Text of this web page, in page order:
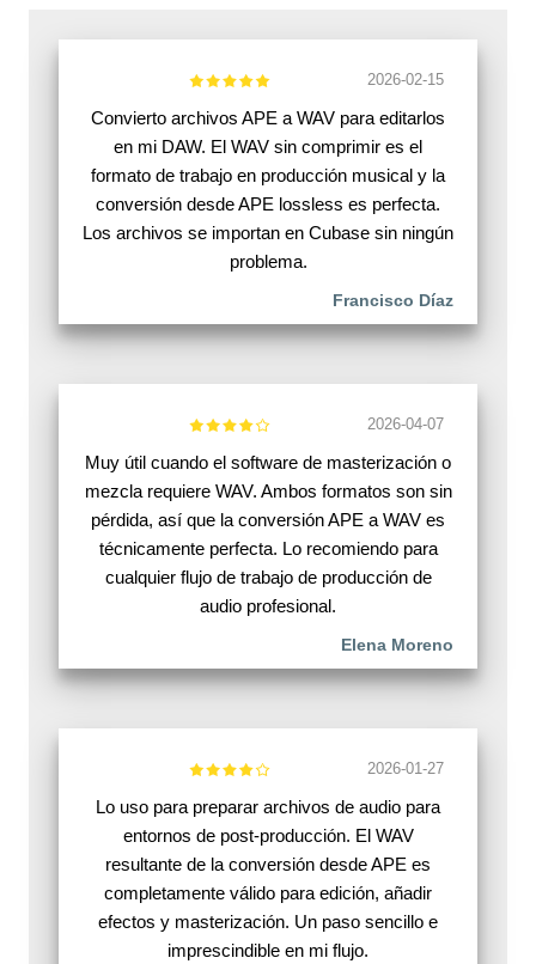
2026-02-15
Convierto archivos APE a WAV para editarlos
en mi DAW. El WAV sin comprimir es el
formato de trabajo en producción musical y la
conversión desde APE lossless es perfecta.
Los archivos se importan en Cubase sin ningún
problema.
Francisco Díaz
2026-04-07
Muy útil cuando el software de masterización o
mezcla requiere WAV. Ambos formatos son sin
pérdida, así que la conversión APE a WAV es
técnicamente perfecta. Lo recomiendo para
cualquier flujo de trabajo de producción de
audio profesional.
Elena Moreno
2026-01-27
Lo uso para preparar archivos de audio para
entornos de post-producción. El WAV
resultante de la conversión desde APE es
completamente válido para edición, añadir
efectos y masterización. Un paso sencillo e
imprescindible en mi flujo.